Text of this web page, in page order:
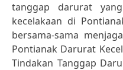
tanggap darurat
kecelakaan di
bersama-sama
Pontianak Darurat
Tindakan Tanggap